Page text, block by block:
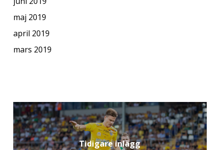
maj 2019
april 2019
mars 2019
Tidigare inlägg